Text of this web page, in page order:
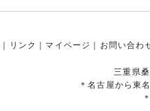
リンク マイページ お問い合わ
三重県
＊名古屋から東